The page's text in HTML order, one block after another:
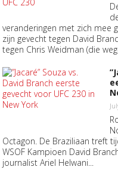
veranderingen met zich mee
zijn gevecht tegen David
tegen Chris Weidman (die
Octagon. De Braziliaan treft
WSOF Kampioen David
journalist Ariel Helwani...